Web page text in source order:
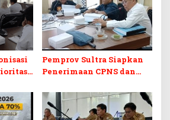
Pemprov Sultra Siapkan
Penerimaan CPNS dan
Desak Formasi Disabilitas